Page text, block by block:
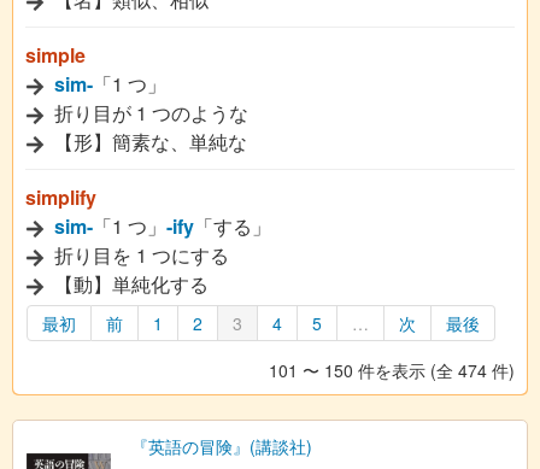
simple
sim- 「1 つ」
折り目が 1 つのような
【形】簡素な、単純な
simplify
sim- 「1 つ」 -ify 「する」
折り目を 1 つにする
【動】単純化する
最初 前 1 2 3 4 5 … 次
最後
101 〜 150 件を表示 (全 474 件)
『英語の冒険』(講談社)